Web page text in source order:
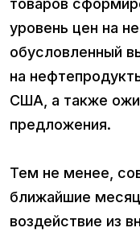
товаров
уровень цен на
обусловленный
на
США, а также
предложения.
Тем не менее,
ближайшие
воздействие из